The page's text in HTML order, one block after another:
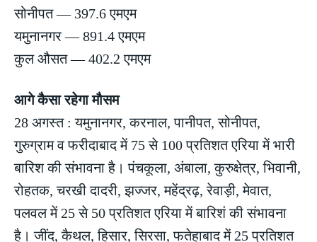
सोनीपत — 397.6 एमएम
यमुनानगर — 891.4 एमएम
कुल औसत — 402.2 एमएम
आगे कैसा रहेगा मौसम
28 अगस्त : यमुनानगर, करनाल, पानीपत, सोनीपत,
गुरुग्राम व फरीदाबाद में 75 से 100 प्रतिशत एरिया में भारी
बारिश की संभावना है। पंचकूला, अंबाला, कुरुक्षेत्र, भिवानी,
रोहतक, चरखी दादरी, झज्जर, महेंद्रढ़, रेवाड़ी, मेवात,
पलवल में 25 से 50 प्रतिशत एरिया में बारिशं की संभावना
है। जींद, कैथल, हिसार, सिरसा, फतेहाबाद में 25 प्रतिशत